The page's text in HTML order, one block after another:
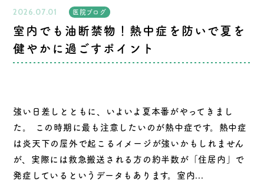
2026.07.01 医院ブログ
室内でも油断禁物！熱中症を防いで夏を
健やかに過ごすポイント
強い日差しとともに、いよいよ夏本番がやってきまし
た。 この時期に最も注意したいのが熱中症です。熱中症
は炎天下の屋外で起こるイメージが強いかもしれません
が、実際には救急搬送される方の約半数が「住居内」で
発症しているというデータもあります。室内...